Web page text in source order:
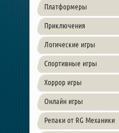
Платформеры
Приключения
Логические игры
Спортивные игры
Хоррор игры
Онлайн игры
Репаки от RG Механики